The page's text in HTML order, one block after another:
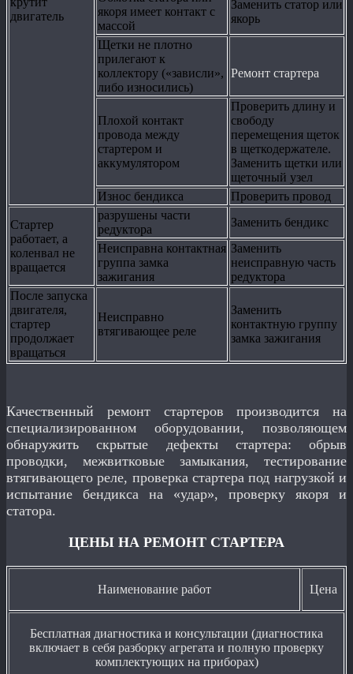
двигатель
якоря имеет контакт с
массой
Заменить статор или
якорь
Щетки не плотно
прилегают к
коллектору («зависли»,
либо износились)
Ремонт стартера
Плохой контакт
провода между
стартером и
аккумулятором
Проверить длину и
свободу
перемещения щеток
в щеткодержателе.
Заменить щетки или
щеточный узел
Износ бендикса
Проверить провод
Стартер
работает, а
коленвал не
вращается
разрушены части
редуктора
Заменить бендикс
Неисправна контактная
группа замка
зажигания
Заменить
неисправную часть
редуктора
После запуска
двигателя,
стартер
продолжает
вращаться
Неисправно
втягивающее реле
Заменить
контактную группу
замка зажигания
Качественный ремонт стартеров производится на
специализированном оборудовании, позволяющем
обнаружить скрытые дефекты стартера: обрыв
проводки, межвитковые замыкания, тестирование
втягивающего реле, проверка стартера под нагрузкой и
испытание бендикса на «удар», проверку якоря и
статора.
ЦЕНЫ НА РЕМОНТ СТАРТЕРА
Наименование работ Цена
Бесплатная диагностика и консультации (диагностика
включает в себя разборку агрегата и полную проверку
комплектующих на приборах)